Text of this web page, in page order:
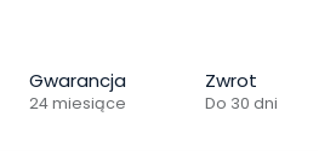
Gwarancja
24 miesiące
Zwrot
Do 30 dni